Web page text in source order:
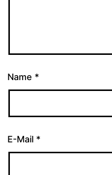
Name *
E-Mail *